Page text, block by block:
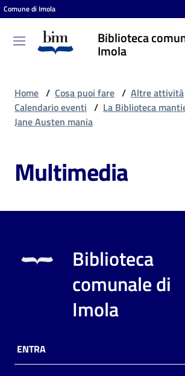
Vai al contenuto
Vai alla navigazione
Vai al footer
Comune di Imola
Biblioteca
Imola
Biblioteca
comunale
Cosa
fare
Scopri
online
Home / Cosa puoi fare / Altre attività
Calendario eventi / La Biblioteca
Jane Austen mania
Multimedia
Biblioteca
comunale di
Imola
ENTRA